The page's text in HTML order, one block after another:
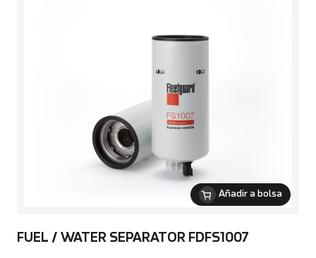
Añadir a bolsa
FUEL / WATER SEPARATOR FDFS1007